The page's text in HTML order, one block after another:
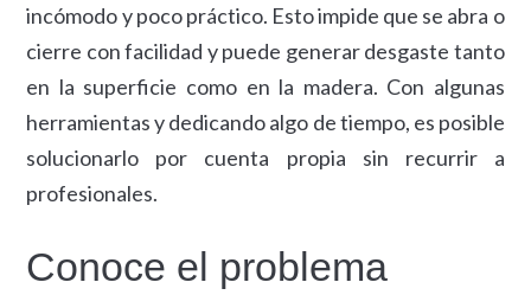
incómodo y poco práctico. Esto impide que se abra o
cierre con facilidad y puede generar desgaste tanto
en la superficie como en la madera. Con algunas
herramientas y dedicando algo de tiempo, es posible
solucionarlo por cuenta propia sin recurrir a
profesionales.
Conoce el problema